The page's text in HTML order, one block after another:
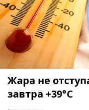
Жара не
завтра +39°С